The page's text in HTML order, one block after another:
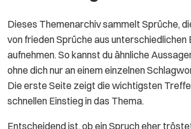
Dieses Themenarchiv sammelt Sprüche,
von frieden Sprüche aus unterschiedlichen
aufnehmen. So kannst du ähnliche
ohne dich nur an einem einzelnen
Die erste Seite zeigt die wichtigsten
schnellen Einstieg in das Thema.
Entscheidend ist, ob ein Spruch eher